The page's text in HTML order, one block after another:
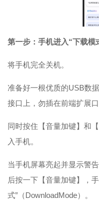
第一步：手机进入“下载模
将手机完全关机。
准备好一根优质的USB数
接口上，勿插在前端扩展口
同时按住【音量加键】和
入手机。
当手机屏幕亮起并显示警
后按一下【音量加键】，
式”（DownloadMode）。